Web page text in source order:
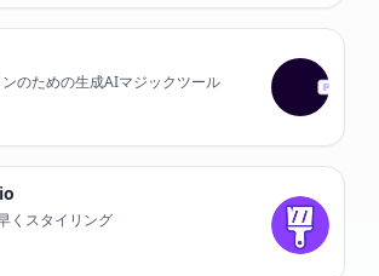
のための生成AIマジックツール
くスタイリング